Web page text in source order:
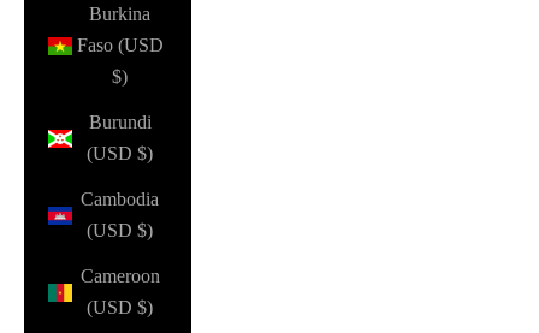
Burkina
Faso (USD
$)
Burundi
(USD $)
Cambodia
(USD $)
Cameroon
(USD $)